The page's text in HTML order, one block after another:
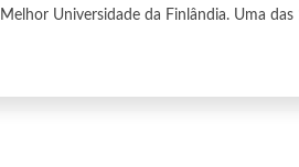
Melhor Universidade da Finlândia. Uma